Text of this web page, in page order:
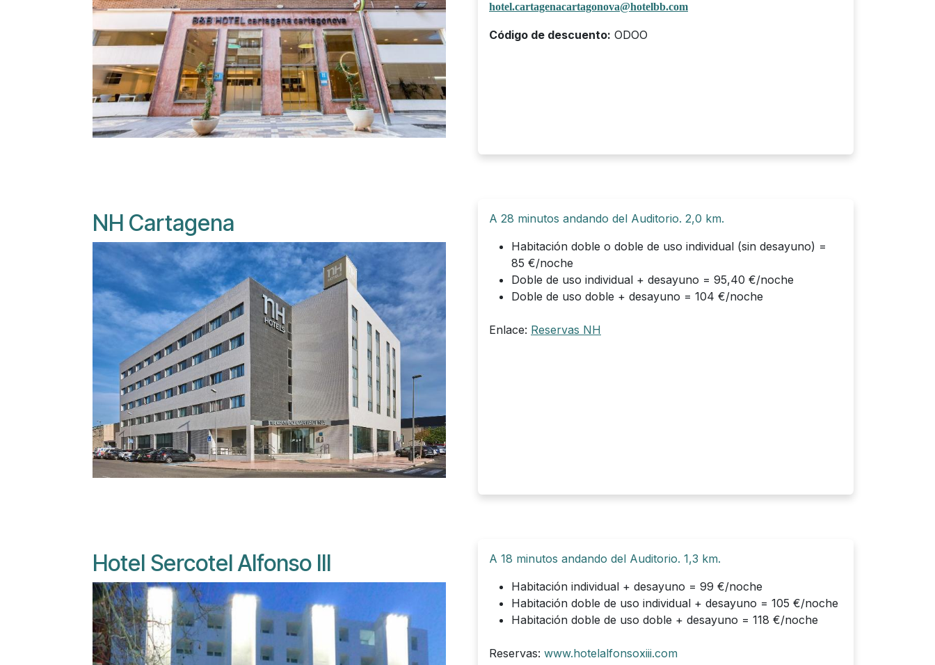
hotel.cartagenacartagonova@hotelbb.com
Código de descuento: ODOO
NH Cartagena
A 28 minutos andando del Auditorio. 2,0 km.
Habitación doble o doble de uso individual (sin desayuno) =
85 €/noche
Doble de uso individual + desayuno = 95,40 €/noche
Doble de uso doble + desayuno = 104 €/noche
Enlace: Reservas NH
Hotel Sercotel Alfonso III
A 18 minutos andando del Auditorio. 1,3 km.
Habitación individual + desayuno = 99 €/noche
Habitación doble de uso individual + desayuno = 105 €/noche
Habitación doble de uso doble + desayuno = 118 €/noche
Reservas: www.hotelalfonsoxiii.com